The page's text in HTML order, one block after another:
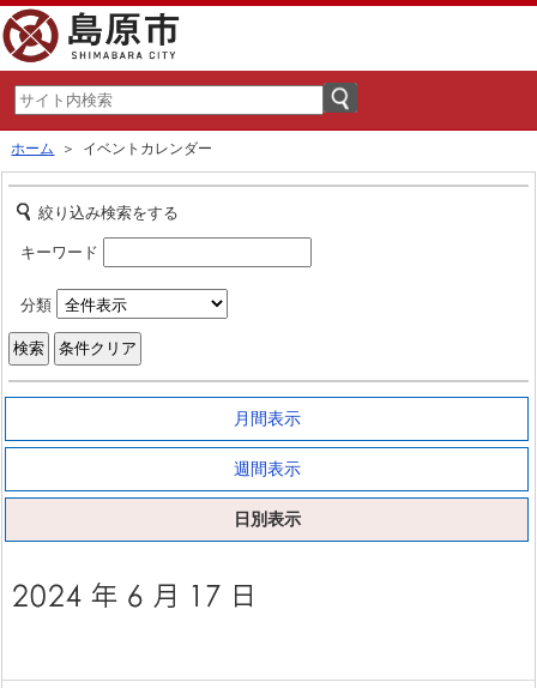
ホーム ＞ イベントカレンダー
絞り込み検索をする
キーワード
分類
月間表示
週間表示
日別表示